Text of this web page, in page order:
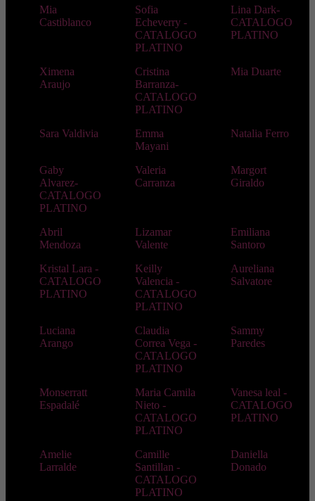
Mia
Castiblanco
Sofia
Echeverry -
CATALOGO
PLATINO
Lina Dark-
CATALOGO
PLATINO
Ximena
Araujo
Cristina
Barranza-
CATALOGO
PLATINO
Mia Duarte
Sara Valdivia
Emma
Mayani
Natalia Ferro
Gaby
Alvarez-
CATALOGO
PLATINO
Valeria
Carranza
Margort
Giraldo
Abril
Mendoza
Lizamar
Valente
Emiliana
Santoro
Kristal Lara -
CATALOGO
PLATINO
Keilly
Valencia -
CATALOGO
PLATINO
Aureliana
Salvatore
Luciana
Arango
Claudia
Correa Vega -
CATALOGO
PLATINO
Sammy
Paredes
Monserratt
Espadalé
Maria Camila
Nieto -
CATALOGO
PLATINO
Vanesa leal -
CATALOGO
PLATINO
Amelie
Larralde
Camille
Santillan -
CATALOGO
PLATINO
Daniella
Donado